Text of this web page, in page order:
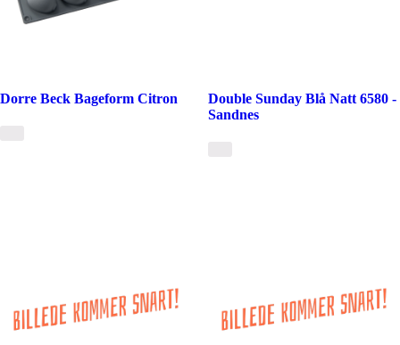
Dorre Beck Bageform Citron
Double Sunday Blå Natt 6580 -
Sandnes